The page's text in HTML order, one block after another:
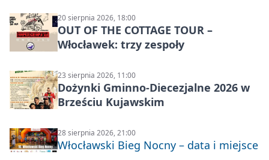
20 sierpnia 2026, 18:00
OUT OF THE COTTAGE TOUR –
Włocławek: trzy zespoły
23 sierpnia 2026, 11:00
Dożynki Gminno-Diecezjalne 2026 w
Brześciu Kujawskim
28 sierpnia 2026, 21:00
Włocławski Bieg Nocny – data i miejsce